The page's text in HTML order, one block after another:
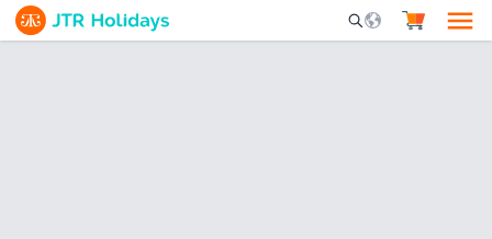
Mobile Search